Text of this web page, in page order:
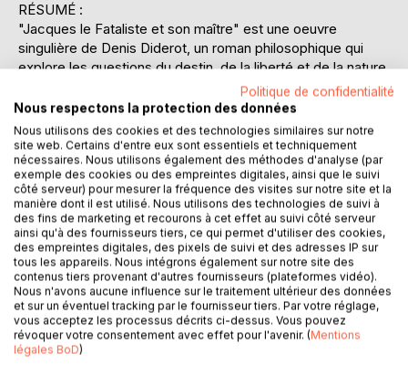
RÉSUMÉ :
"Jacques le Fataliste et son maître" est une oeuvre
singulière de Denis Diderot, un roman philosophique qui
explore les questions du destin, de la liberté et de la nature
humaine. Le récit suit les conversations entre Jacques, un
valet fataliste, et son maître, au cours de leurs voyages.
Jacques, convaincu que tout est écrit d'avance, raconte à
son maître l'histoire de ses amours, mais se trouve
constamment interrompu par des événements imprévus et
des personnages secondaires qui enrichissent le récit. Ce
roman est un labyrinthe narratif où Diderot joue avec la
structure traditionnelle du roman en intégrant des
digressions, des récits enchâssés et des commentaires
métanarratifs. Les dialogues entre Jacques et son maître
sont à la fois philosophiques et humoristiques, abordant
des thèmes tels que le libre arbitre, la morale, et la
condition humaine. Diderot utilise ces échanges pour
critiquer la société de son temps et pour stimuler la
réflexion du lecteur sur les notions de destin et de liberté.
Politique de confidentialité
Nous respectons la protection des données
Nous utilisons des cookies et des technologies similaires sur notre
site web. Certains d'entre eux sont essentiels et techniquement
nécessaires. Nous utilisons également des méthodes d'analyse (par
exemple des cookies ou des empreintes digitales, ainsi que le suivi
côté serveur) pour mesurer la fréquence des visites sur notre site et la
manière dont il est utilisé. Nous utilisons des technologies de suivi à
des fins de marketing et recourons à cet effet au suivi côté serveur
ainsi qu'à des fournisseurs tiers, ce qui permet d'utiliser des cookies,
des empreintes digitales, des pixels de suivi et des adresses IP sur
tous les appareils. Nous intégrons également sur notre site des
contenus tiers provenant d'autres fournisseurs (plateformes vidéo).
Nous n'avons aucune influence sur le traitement ultérieur des données
et sur un éventuel tracking par le fournisseur tiers. Par votre réglage,
vous acceptez les processus décrits ci-dessus. Vous pouvez
révoquer votre consentement avec effet pour l'avenir. (Mentions
légales BoD)